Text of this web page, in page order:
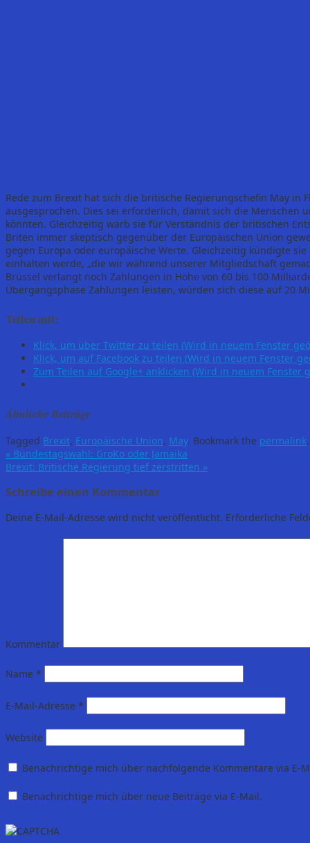
Rede zum Brexit hat sich die britische Regierungschefin May in
ausgesprochen. Dies sei erforderlich, damit sich die Menschen
könnten. Gleichzeitig warb sie für Verständnis der britischen
Briten immer skeptisch gegenüber der Europäischen Union
gegen Europa oder europäische Werte. Gleichzeitig kündigte
einhalten werde, „die wir während unserer Mitgliedschaft
Brüssel verlangt noch Zahlungen in Höhe von 60 bis 100
Übergangsphase Zahlungen leisten, würden sich diese auf 20
Teilen mit:
Klick, um über Twitter zu teilen (Wird in neuem Fenster
Klick, um auf Facebook zu teilen (Wird in neuem Fenster
Zum Teilen auf Google+ anklicken (Wird in neuem Fenster
Ähnliche Beiträge
Tagged Brexit, Europäische Union, May. Bookmark the permalink.
« Bundestagswahl: GroKo oder Jamaika
Brexit: Britische Regierung tief zerstritten »
Schreibe einen Kommentar
Deine E-Mail-Adresse wird nicht veröffentlicht. Erforderliche
Kommentar
Name *
E-Mail-Adresse *
Website
Benachrichtige mich über nachfolgende Kommentare via E-
Benachrichtige mich über neue Beiträge via E-Mail.